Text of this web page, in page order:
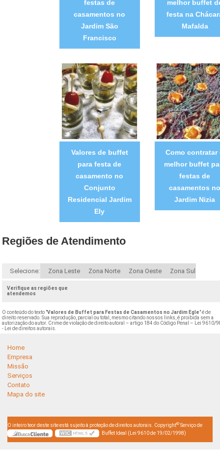
festas de
casamentos no
Jardim São
Francisco
melhor buffet
festa na
Mafalda
Valores de buffet
para festa de
casamento no
Conjunto
Residencial Jardim
Ely
Como contratar
melhor buffet
festas de
casamentos no
Jardim Nizia
Regiões de Atendimento
Selecione: Zona Leste Zona Norte Zona Oeste Zona Sul
Verifique as regiões que
atendemos
O conteúdo do texto "Valores de Buffet para Festas de Casamentos no Jardim Egle" é de
direito reservado. Sua reprodução, parcial ou total, mesmo citando nossos links, é proibida sem a
autorização do autor. Crime de violação de direito autoral – artigo 184 do Código Penal –
Lei 9610/
- Lei de direitos autorais
Home
Empresa
Missão
Serviços
Contato
Mapa do site
O inteiro teor deste site está sujeito à proteção de direitos autorais. Copyright© Serviço de
Buffet Ideal (Lei 9610 de 19/02/1998)